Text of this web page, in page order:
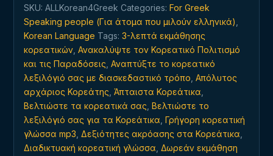
οπουδήποτε
quantity
SKU: ALLKorean4Greek Categories: For Greek
Speaking people (Για άτομα που μιλούν ελληνικά)
Korean Language Tags: 3-λεπτά εκμάθησης
κορεατικών Ανακαλύψτε τον Κορεατικό Πολιτισμό
και τις Παραδόσεις Αναπτύξτε το κορεατικό
λεξιλόγιό σας με διασκεδαστικό τρόπο Απόλυτος
αρχάριος Κορεάτης Άπταιστα Κορεάτικα
Βελτιώστε τα κορεατικά σας Βελτιώστε το
λεξιλόγιό σας για τα Κορεάτικα Γρήγορη κορεατική
γλώσσα mp3 Δεξιότητες ακρόασης στα Κορεάτικα
Διαδικτυακή κορεατική γλώσσα Δωρεάν εκμάθηση